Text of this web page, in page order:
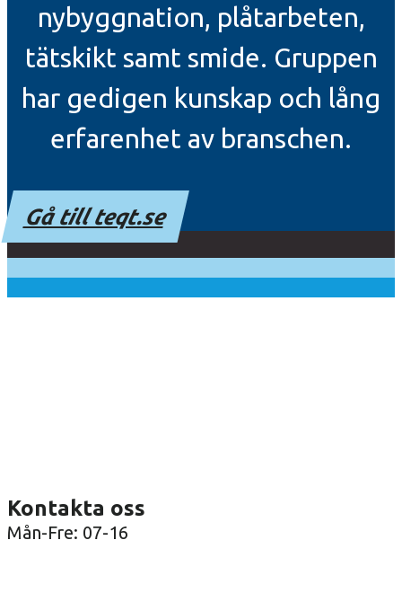
nybyggnation, plåtarbeten,
tätskikt samt smide. Gruppen
har gedigen kunskap och lång
erfarenhet av branschen.
Gå till teqt.se
Kontakta oss
Mån-Fre: 07-16